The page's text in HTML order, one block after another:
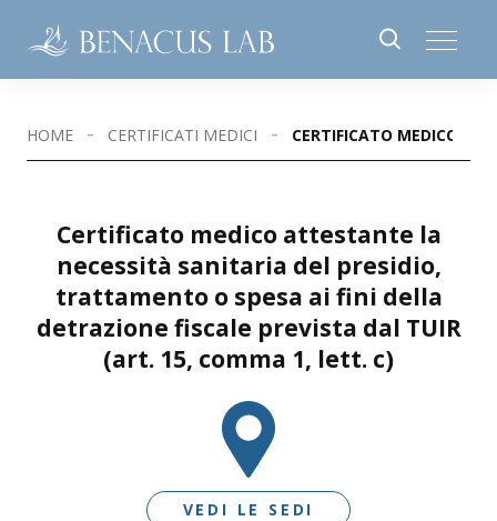
HOME CERTIFICATI MEDICI CERTIFICATO MEDICO
Certificato medico attestante la
necessità sanitaria del presidio,
trattamento o spesa ai fini della
detrazione fiscale prevista dal TUIR
(art. 15, comma 1, lett. c)
VEDI LE SEDI